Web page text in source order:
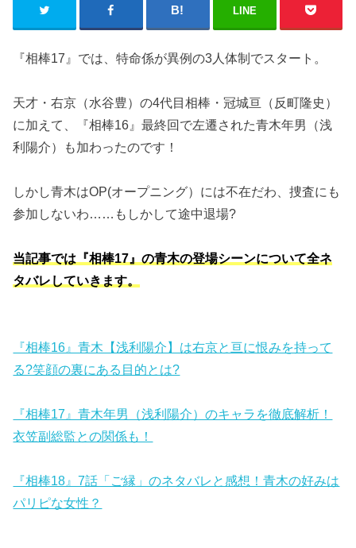
LINE
『相棒17』では、特命係が異例の3人体制でスタート。
天才・右京（水谷豊）の4代目相棒・冠城亘（反町隆史）
に加えて、『相棒16』最終回で左遷された青木年男（浅
利陽介）も加わったのです！
しかし青木はOP(オープニング）には不在だわ、捜査にも
参加しないわ……もしかして途中退場?
当記事では『相棒17』の青木の登場シーンについて全ネ
タバレしていきます。
『相棒16』青木【浅利陽介】は右京と亘に恨みを持って
る?笑顔の裏にある目的とは?
『相棒17』青木年男（浅利陽介）のキャラを徹底解析！
衣笠副総監との関係も！
『相棒18』7話「ご縁」のネタバレと感想！青木の好みは
パリピな女性？